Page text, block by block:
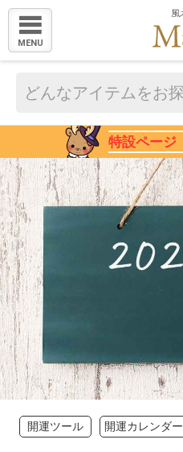
MENU
特設ページ
開運ツール 開運カレンダー